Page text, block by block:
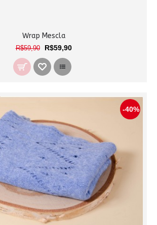
Wrap Mescla
R$59,90 R$59,90
-40%